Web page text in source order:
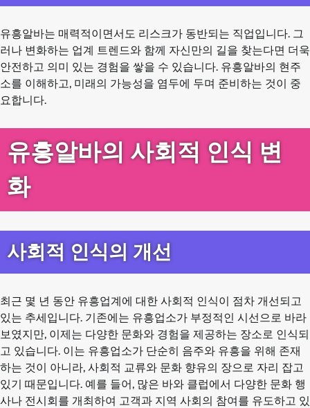
유흥알바는 매력적이면서도 리스크가 동반되는 직업입니다. 그
러나 변화하는 업계 트렌드와 함께 자신만의 길을 찾는다면 더욱
안전하고 의미 있는 경험을 쌓을 수 있습니다. 유흥알바의 현주
소를 이해하고, 미래의 가능성을 염두에 두며 준비하는 것이 중
요합니다.
유흥알바의 사회적 인식 변
화
사회적 인식의 개선
최근 몇 년 동안 유흥업계에 대한 사회적 인식이 점차 개선되고
있는 추세입니다. 기존에는 유흥업소가 부정적인 시선으로 바라
보였지만, 이제는 다양한 문화와 경험을 제공하는 장소로 인식되
고 있습니다. 이는 유흥업소가 단순히 음주와 유흥을 위해 존재
하는 것이 아니라, 사회적 교류와 문화 향유의 장으로 자리 잡고
있기 때문입니다. 예를 들어, 많은 바와 클럽에서 다양한 문화 행
사나 전시회를 개최하여 고객과 지역 사회의 참여를 유도하고 있